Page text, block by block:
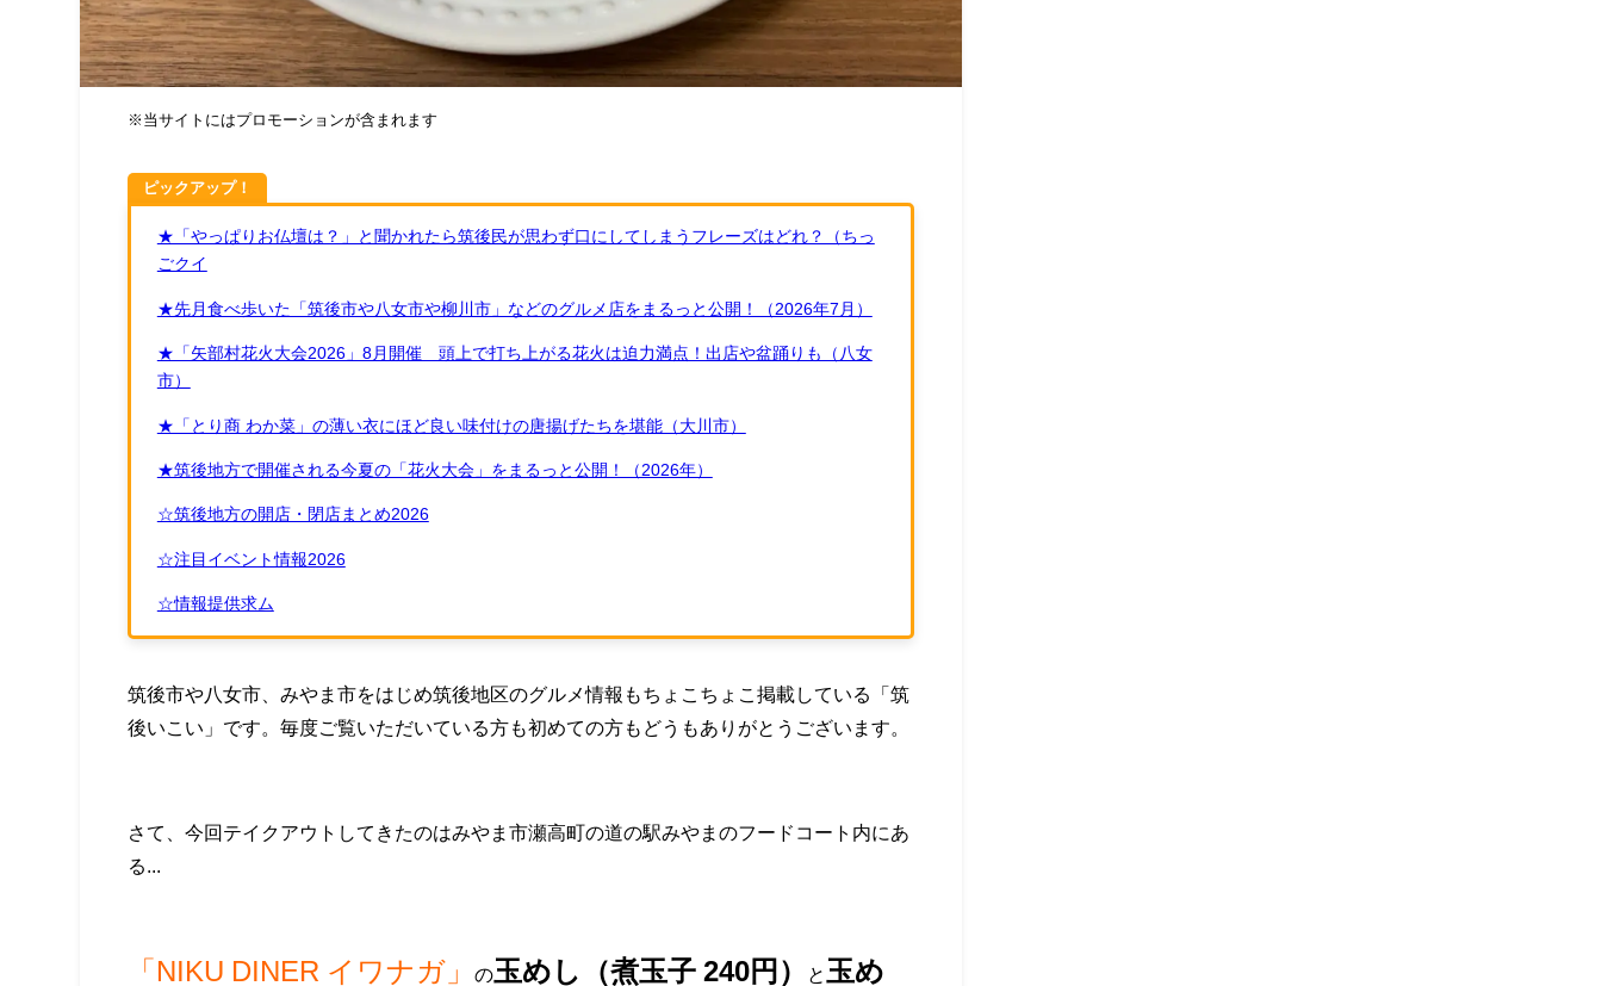
※当サイトにはプロモーションが含まれます
ピックアップ！
★「やっぱりお仏壇は？」と聞かれたら筑後民が思わず口にしてしまうフレーズはどれ？（ちっ
ごクイ
★先月食べ歩いた「筑後市や八女市や柳川市」などのグルメ店をまるっと公開！（2026年7月）
★「矢部村花火大会2026」8月開催 頭上で打ち上がる花火は迫力満点！出店や盆踊りも（八女
市）
★「とり商 わか菜」の薄い衣にほど良い味付けの唐揚げたちを堪能（大川市）
★筑後地方で開催される今夏の「花火大会」をまるっと公開！（2026年）
☆筑後地方の開店・閉店まとめ2026
☆注目イベント情報2026
☆情報提供求ム
筑後市や八女市、みやま市をはじめ筑後地区のグルメ情報もちょこちょこ掲載している「筑
後いこい」です。毎度ご覧いただいている方も初めての方もどうもありがとうございます。
さて、今回テイクアウトしてきたのはみやま市瀬高町の道の駅みやまのフードコート内にあ
る...
「NIKU DINER イワナガ」の玉めし（煮玉子 240円） と 玉め